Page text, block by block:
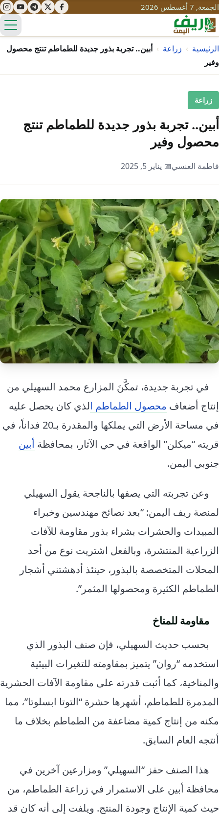
الجمعة, 7 أغسطس 2026
صحة
طرُق
تنمية
قصص نجاح
مبادرات
سياحة
تراث
ثقافة
حلول
إرشاد زراعي
نساء
قضايا
معيشة
قصة
انفوجرافيك
قصص رقمية
تقارير صور
فيديو
الرئيسية › زراعة › أبين.. تجربة بذور جديدة للطماطم تنتج محصول
وفير
زراعة
أبين.. تجربة بذور جديدة للطماطم تنتج
محصول وفير
فاطمة العنسي📅 يناير 5, 2025
في تجربة جديدة، تمكَّنَ المزارع محمد السهيلي من
إنتاج أضعاف محصول الطماطم الذي كان يحصل عليه
في مساحة الأرض التي يملكها والمقدرة بـ20 فداناً، في
قريته “ميكلن” الواقعة في حي الآثار، بمحافظة أبين
جنوبي اليمن.
وعن تجربته التي يصفها بالناجحة يقول السهيلي
لمنصة ريف اليمن: “بعد نصائح مهندسين وخبراء
المبيدات والحشرات بشراء بذور مقاومة للآفات
الزراعية المنتشرة، وبالفعل اشتريت نوع من أحد
المحلات المتخصصة بالبذور، حينئذ أدهشتني أشجار
الطماطم الكثيرة ومحصولها المثمر”.
مقاومة للمناخ
بحسب حديث السهيلي، فإن صنف البذور الذي
استخدمه “روان” يتميز بمقاومته للتغيرات البيئية
والمناخية، كما أثبت قدرته على مقاومة الآفات الحشرية
المدمرة للطماطم، أشهرها حشرة “التوتا ابسلوتا”، مما
مكنه من إنتاج كمية مضاعفة من الطماطم بخلاف ما
أنتجه العام السابق.
هذا الصنف حفز “السهيلي” ومزارعين آخرين في
محافظة أبين على الاستمرار في زراعة الطماطم، من
حيث كمية الإنتاج وجودة المنتج. ويلفت إلى أنه كان قد